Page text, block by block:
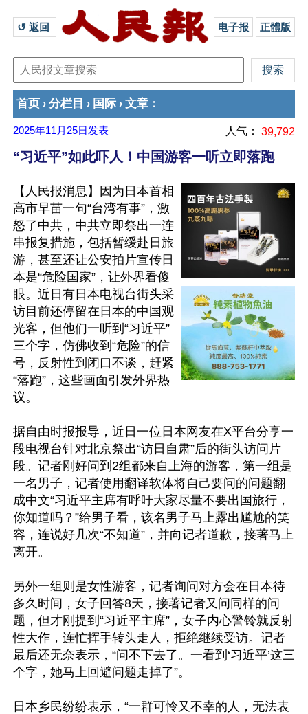
↺ 返回 电子报 正體版
首页 › 分栏目 › 国际 › 文章 ：
2025年11月25日 发表 人气： 39,792
“习近平”如此吓人！中国游客一听立即落跑
【人民报消息】因为日本首相
高市早苗一句“台湾有事”，激
怒了中共，中共立即祭出一连
串报复措施，包括暂缓赴日旅
游，甚至还让公安拍片宣传日
本是“危险国家”，让外界看傻
眼。近日有日本电视台街头采
访目前还停留在日本的中国观
光客，但他们一听到“习近平”
三个字，仿佛收到“危险”的信
号，反射性到闭口不谈，赶紧
“落跑”，这些画面引发外界热
议。
据自由时报报导，近日一位日本网友在X平台分享一
段电视台针对北京祭出“访日自肃”后的街头访问片
段。记者刚好问到2组都来自上海的游客，第一组是
一名男子，记者使用翻译软体将自己要问的问题翻
成中文“习近平主席有呼吁大家尽量不要出国旅行，
你知道吗？”给男子看，该名男子马上露出尴尬的笑
容，连说好几次“不知道”，并向记者道歉，接著马上
离开。
另外一组则是女性游客，记者询问对方会在日本待
多久时间，女子回答8天，接著记者又问同样的问
题，但才刚提到“习近平主席”，女子内心警铃就反射
性大作，连忙挥手转头走人，拒绝继续受访。记者
最后还无奈表示，“问不下去了。一看到‘习近平’这三
个字，她马上回避问题走掉了”。
日本乡民纷纷表示，“一群可怜又不幸的人，无法表